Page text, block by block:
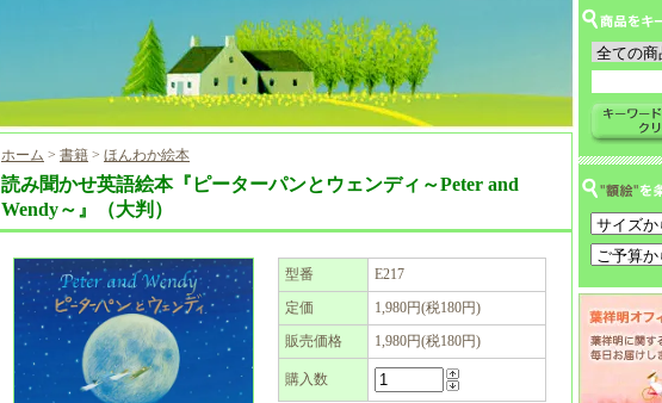
ホーム > 書籍 > ほんわか絵本
読み聞かせ英語絵本『ピーターパンとウェンディ～Peter and
Wendy～』（大判）
型番
E217
定価
1,980円(税180円)
販売価格
1,980円(税180円)
購入数